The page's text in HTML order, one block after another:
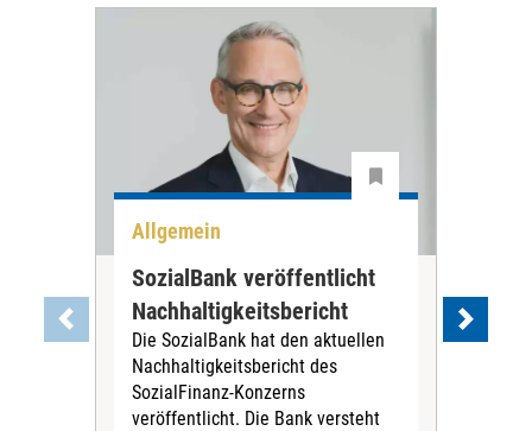
Allgemein
SozialBank veröffentlicht
Nachhaltigkeitsbericht
Die SozialBank hat den aktuellen
Nachhaltigkeitsbericht des
SozialFinanz-Konzerns
veröffentlicht. Die Bank versteht